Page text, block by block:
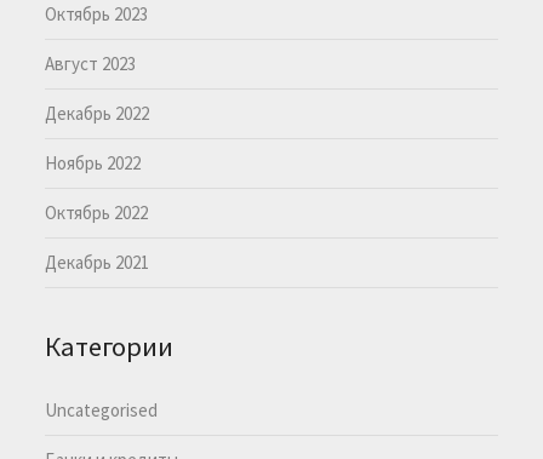
Октябрь 2023
Август 2023
Декабрь 2022
Ноябрь 2022
Октябрь 2022
Декабрь 2021
Категории
Uncategorised